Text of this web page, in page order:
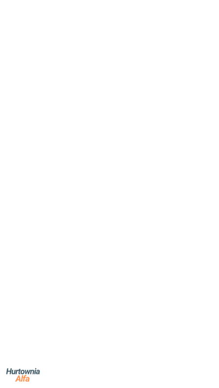
NAZWA
PRODUCENTA:
ALFA